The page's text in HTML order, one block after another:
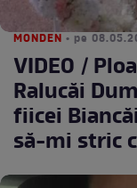
MONDEN • pe
VIDEO /
Ralucăi
fiicei
să-mi stric